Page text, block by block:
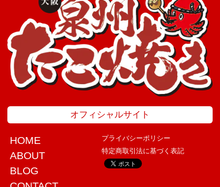
オフィシャルサイト
HOME
ABOUT
BLOG
プライバシーポリシー
特定商取引法に基づく表記